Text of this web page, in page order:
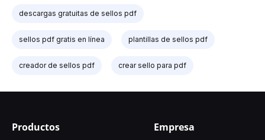
descargas gratuitas de sellos pdf
sellos pdf gratis en línea plantillas de sellos pdf
creador de sellos pdf crear sello para pdf
Productos Empresa